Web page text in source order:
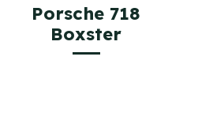
Porsche 718
Boxster